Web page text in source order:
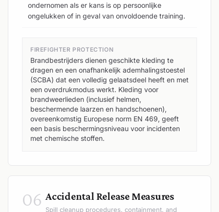
ondernomen als er kans is op persoonlijke
ongelukken of in geval van onvoldoende training.
FIREFIGHTER PROTECTION
Brandbestrijders dienen geschikte kleding te
dragen en een onafhankelijk ademhalingstoestel
(SCBA) dat een volledig gelaatsdeel heeft en met
een overdrukmodus werkt. Kleding voor
brandweerlieden (inclusief helmen,
beschermende laarzen en handschoenen),
overeenkomstig Europese norm EN 469, geeft
een basis beschermingsniveau voor incidenten
met chemische stoffen.
06 Accidental Release Measures
Spill cleanup procedures, containment, and